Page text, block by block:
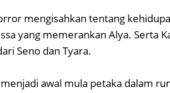
mengisahkan tentang
yang memerankan Alya. Serta
Seno dan Tyara.
awal mula petaka dalam